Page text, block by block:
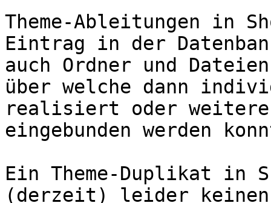
Theme-Ableitungen in
Eintrag in der
auch Ordner und
über welche dann
realisiert oder
eingebunden werden
Ein Theme-Duplikat in
(derzeit) leider keinen